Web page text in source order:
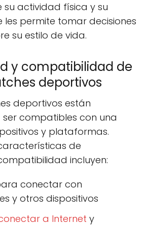
actividad física y su
les permite tomar decisiones
su estilo de vida.
y compatibilidad de
deportivos
deportivos están
compatibles con una
y plataformas.
de
incluyen:
conectar con
y otros dispositivos
a Internet y